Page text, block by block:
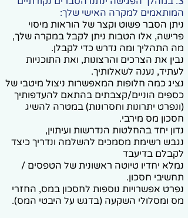
המותאמים למקרה האישי שלך:
ניתן הסבר פשוט וקצר של הוראות מיסוי
פרישה, אלו הטבות ניתן לקבל במקרה שלך,
מה התהליך ומה נדרש כדי לקבלן.
נבין את הצרכים והרצונות, ואת התוכניות
לעתיד, נענה לשאלותיך.
נציג כמה חלופות המאפשרות ניצול מיטבי של
כספים הוניים/קצבתים בהתאם להעדפותיך
(ונפרט יתרונות וחסרונות) במטרה להשיג
חסכון מס מירבי.
נדון יחד בהחלטות הנדרשות ועיתוין,
נגבש רשימת מסמכים להשלמה ונדריך כיצד
לקבלם בדיעבד
נמלא יחדיו טיוטה ראשונית של הטפסים /
תחשיבי חסכון.
נפרט אפשרויות נוספות לחסכון במס, החזרי
מס ומסלולי השקעה (בדגש על היבטי המס).